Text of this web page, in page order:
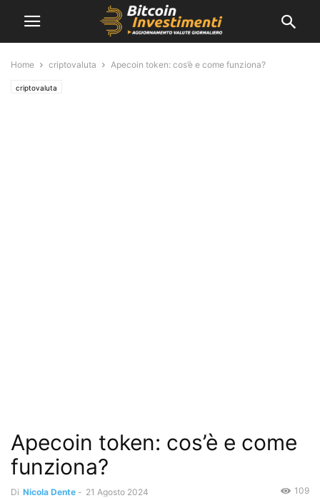
Home criptovaluta Apecoin token: cos’è e come funziona?
criptovaluta
Apecoin token: cos’è e come
funziona?
Di Nicola Dente - 21 Agosto 2024 109